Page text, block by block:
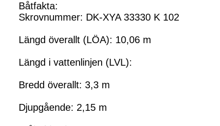
Båtfakta:
Skrovnummer: DK-XYA 33330 K 102
Längd överallt (LÖA): 10,06 m
Längd i vattenlinjen (LVL):
Bredd överallt: 3,3 m
Djupgående: 2,15 m